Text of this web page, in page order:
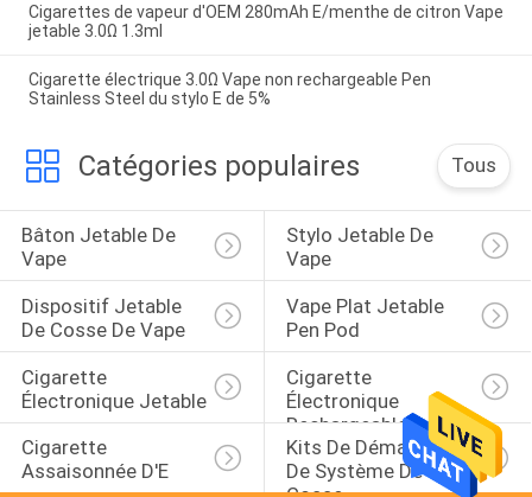
Cigarettes de vapeur d'OEM 280mAh E/menthe de citron Vape
jetable 3.0Ω 1.3ml
Cigarette électrique 3.0Ω Vape non rechargeable Pen
Stainless Steel du stylo E de 5%
Catégories populaires Tous
Bâton Jetable De
Vape
Stylo Jetable De
Vape
Dispositif Jetable
De Cosse De Vape
Vape Plat Jetable
Pen Pod
Cigarette
Électronique Jetable
Cigarette
Électronique
Rechargeable
Cigarette
Assaisonnée D'E
Kits De Démarreur
De Système De